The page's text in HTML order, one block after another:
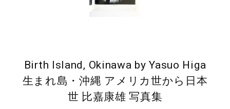
Birth Island, Okinawa by Yasuo Higa
生まれ島・沖縄 アメリカ世から日本
世 比嘉康雄 写真集